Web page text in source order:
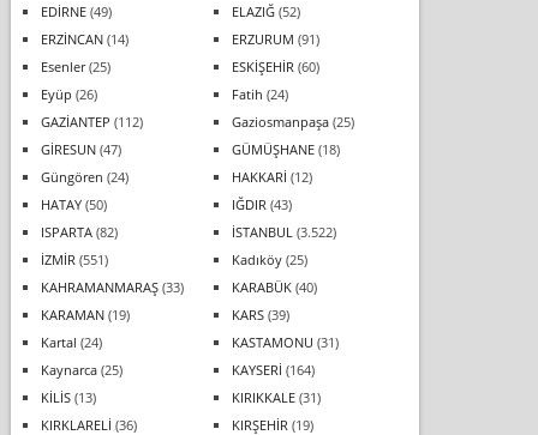
EDİRNE(49) ELAZIĞ(52)
ERZİNCAN(14) ERZURUM (91)
Esenler(25) ESKİŞEHİR (60)
Eyüp (26) Fatih (24)
GAZİANTEP (112) Gaziosmanpaşa(25)
GİRESUN(47) GÜMÜŞHANE(18)
Güngören (24) HAKKARİ (12)
HATAY(50) IĞDIR (43)
ISPARTA(82) İSTANBUL (3.522)
İZMİR (551) Kadıköy(25)
KAHRAMANMARAŞ(33) KARABÜK(40)
KARAMAN(19) KARS(39)
Kartal (24) KASTAMONU (31)
Kaynarca(25) KAYSERİ (164)
KİLİS(13) KIRIKKALE(31)
KIRKLARELİ (36) KIRŞEHİR (19)